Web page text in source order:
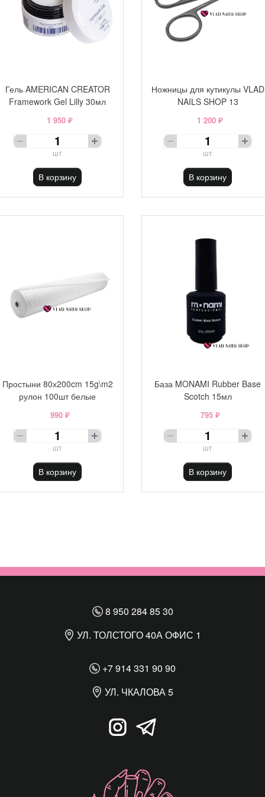
Гель AMERICAN CREATOR
Framework Gel Lilly 30мл
1 950 ₽
шт
В корзину
Ножницы для кутикулы VLAD
NAILS SHOP 13
1 200 ₽
шт
В корзину
Простыни 80х200cm 15g\m2
рулон 100шт белые
990 ₽
шт
В корзину
База MONAMI Rubber Base
Scotch 15мл
795 ₽
шт
В корзину
8 950 284 85 30
УЛ. ТОЛСТОГО 40А ОФИС 1
+7 914 331 90 90
УЛ. ЧКАЛОВА 5